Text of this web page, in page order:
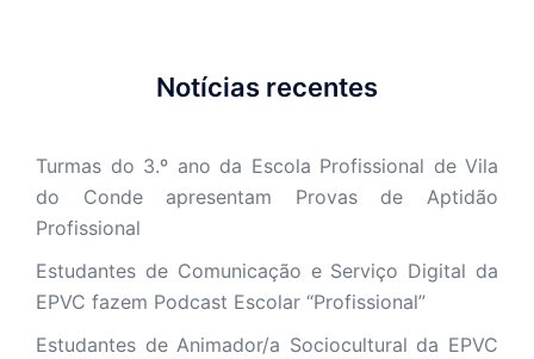
Notícias recentes
Turmas do 3.º ano da Escola Profissional de Vila
do Conde apresentam Provas de Aptidão
Profissional
Estudantes de Comunicação e Serviço Digital da
EPVC fazem Podcast Escolar “Profissional”
Estudantes de Animador/a Sociocultural da EPVC